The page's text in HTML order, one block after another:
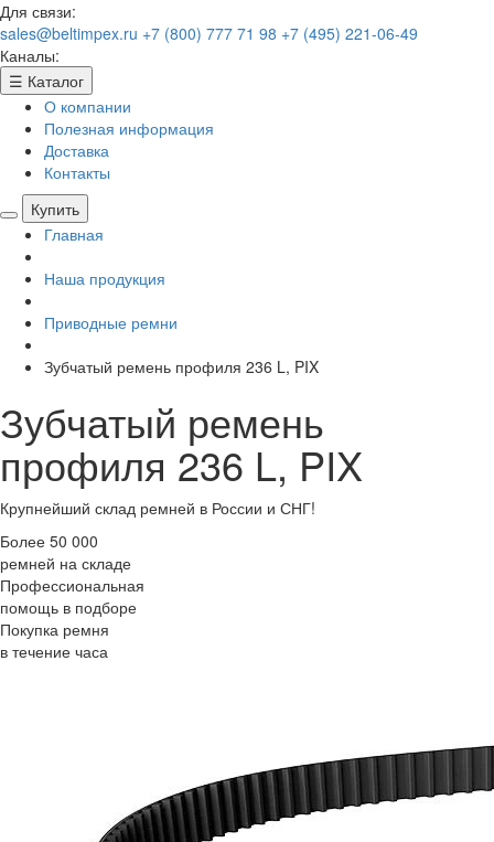
Для связи:
sales@beltimpex.ru +7 (800) 777 71 98 +7 (495) 221-06-49
Каналы:
☰ Каталог
О компании
Полезная информация
Доставка
Контакты
Купить
Главная
Наша продукция
Приводные ремни
Зубчатый ремень профиля 236 L, PIX
Зубчатый ремень
профиля 236 L, PIX
Крупнейший склад ремней в России и СНГ!
Более 50 000
ремней на складе
Профессиональная
помощь в подборе
Покупка ремня
в течение часа